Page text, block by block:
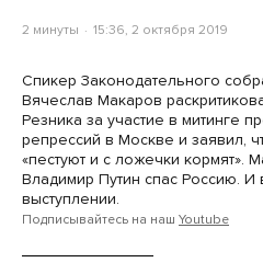
2 минуты 15:36, 2 октября 2019
Спикер Законодательного
Вячеслав Макаров
Резника за участие в митинге
репрессий в Москве и заявил,
«пестуют и с ложечки кормят».
Владимир Путин спас Россию. И
выступлении.
Подписывайтесь на наш Youtube